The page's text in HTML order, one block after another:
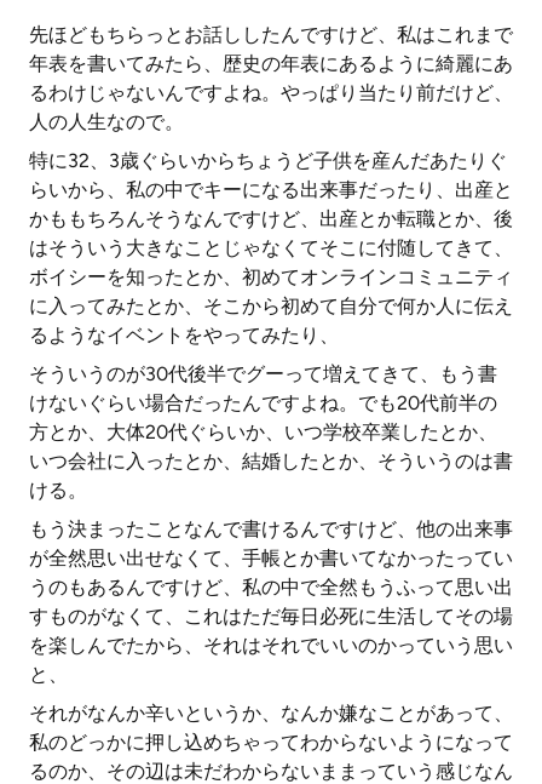
先ほどもちらっとお話ししたんですけど、私はこれまで
年表を書いてみたら、歴史の年表にあるように綺麗にあ
るわけじゃないんですよね。やっぱり当たり前だけど、
人の人生なので。
特に32、3歳ぐらいからちょうど子供を産んだあたりぐ
らいから、私の中でキーになる出来事だったり、出産と
かももちろんそうなんですけど、出産とか転職とか、後
はそういう大きなことじゃなくてそこに付随してきて、
ボイシーを知ったとか、初めてオンラインコミュニティ
に入ってみたとか、そこから初めて自分で何か人に伝え
るようなイベントをやってみたり、
そういうのが30代後半でグーって増えてきて、もう書
けないぐらい場合だったんですよね。でも20代前半の
方とか、大体20代ぐらいか、いつ学校卒業したとか、
いつ会社に入ったとか、結婚したとか、そういうのは書
ける。
もう決まったことなんで書けるんですけど、他の出来事
が全然思い出せなくて、手帳とか書いてなかったってい
うのもあるんですけど、私の中で全然もうふって思い出
すものがなくて、これはただ毎日必死に生活してその場
を楽しんでたから、それはそれでいいのかっていう思い
と、
それがなんか辛いというか、なんか嫌なことがあって、
私のどっかに押し込めちゃってわからないようになって
るのか、その辺は未だわからないままっていう感じなん